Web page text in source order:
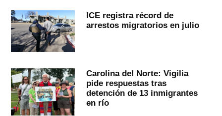
ICE registra récord de
arrestos migratorios en julio
Carolina del Norte: Vigilia
pide respuestas tras
detención de 13 inmigrantes
en río